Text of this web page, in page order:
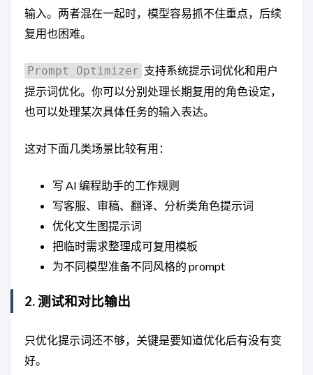
输入。两者混在一起时，模型容易抓不住重点，后续
复用也困难。
Prompt Optimizer 支持系统提示词优化和用户
提示词优化。你可以分别处理长期复用的角色设定，
也可以处理某次具体任务的输入表达。
这对下面几类场景比较有用：
写 AI 编程助手的工作规则
写客服、审稿、翻译、分析类角色提示词
优化文生图提示词
把临时需求整理成可复用模板
为不同模型准备不同风格的 prompt
2. 测试和对比输出
只优化提示词还不够，关键是要知道优化后有没有变
好。